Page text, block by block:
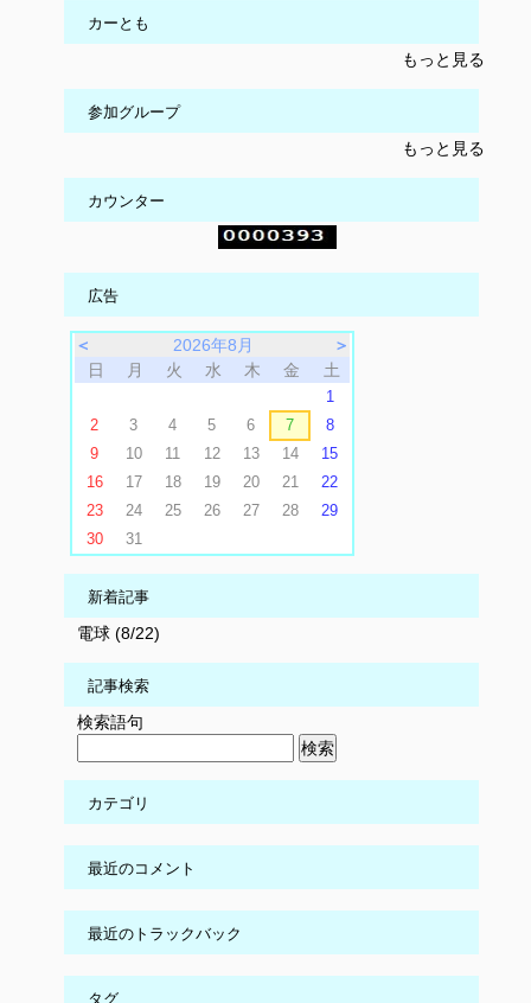
カーとも
もっと見る
参加グループ
もっと見る
カウンター
広告
＜ 2026年8月
＞
日
月 火 水 木 金 土
1
2
3 4 5 6 7
8
9
10 11 12 13 14
15
16
17 18 19 20 21
22
23
24 25 26 27 28
29
30
31
新着記事
電球 (8/22)
記事検索
検索語句
カテゴリ
最近のコメント
最近のトラックバック
タグ